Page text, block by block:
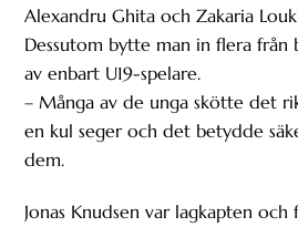
Alexandru Ghita och Zakaria
Dessutom bytte man in flera från
av enbart U19-spelare.
– Många av de unga skötte det
en kul seger och det betydde
dem.
Jonas Knudsen var lagkapten